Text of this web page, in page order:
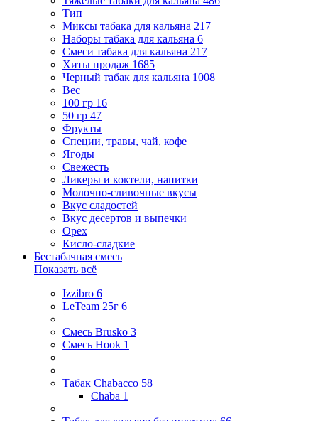
Тип
Миксы табака для кальяна 217
Наборы табака для кальяна 6
Смеси табака для кальяна 217
Хиты продаж 1685
Черный табак для кальяна 1008
Вес
100 гр 16
50 гр 47
Фрукты
Специи, травы, чай, кофе
Ягоды
Свежесть
Ликеры и коктели, напитки
Молочно-сливочные вкусы
Вкус сладостей
Вкус десертов и выпечки
Орех
Кисло-сладкие
Бестабачная смесь
Показать всё
Izzibro 6
LeTeam 25г 6
Смесь Brusko 3
Смесь Hook 1
Табак Chabacco 58
Chaba 1